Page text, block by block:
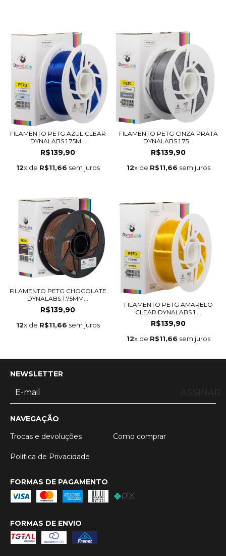
FILAMENTO PETG AZUL CLEAR
DYNALABS 1.75M...
R$139,90
12x de R$11,66 sem juros
FILAMENTO PETG CINZA PRATA
DYNALABS 1.75...
R$139,90
12x de R$11,66 sem juros
FILAMENTO PETG CHOCOLATE
DYNALABS 1.75MM...
R$139,90
12x de R$11,66 sem juros
FILAMENTO PETG AMARELO
CLEAR DYNALABS 1....
R$139,90
12x de R$11,66 sem juros
NEWSLETTER
ASSINAR
NAVEGAÇÃO
Trocas e devoluções
Como comprar
Política de Privacidade
FORMAS DE PAGAMENTO
FORMAS DE ENVIO